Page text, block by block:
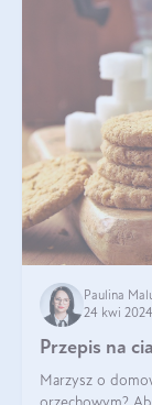
Paulina
24 kwi 2024
Przepis na
Marzysz o